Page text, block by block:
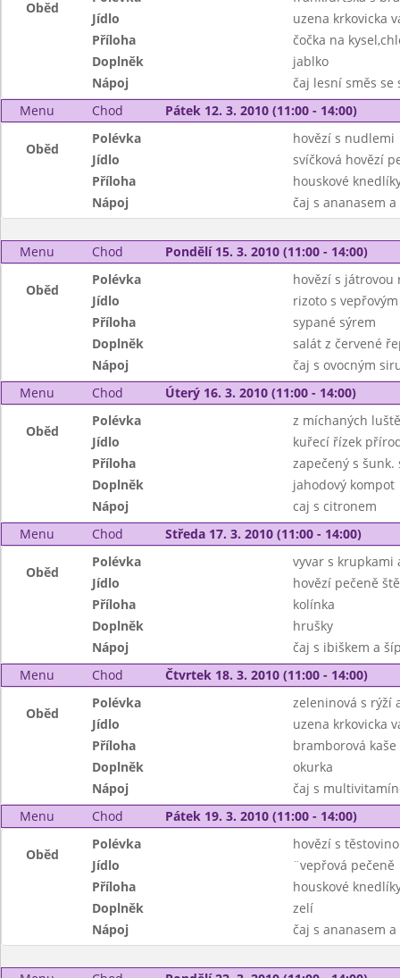
Oběd
Jídlo
uzena krkovicka
Příloha
čočka na
Doplněk
jablko
Nápoj
čaj lesní směs se
Menu
Chod Pátek 12. 3. 2010 (11:00 - 14:00)
Oběd
Polévka
hovězí s nudlemi
Jídlo
svíčková hovězí
Příloha
houskové
Nápoj
čaj s ananasem
Menu Chod Pondělí 15. 3. 2010 (11:00 - 14:00)
Oběd
Polévka
hovězí s játrovou
Jídlo
rizoto s
Příloha
sypané sýrem
Doplněk
salát z červené
Nápoj
čaj s ovocným
Menu
Chod Úterý 16. 3. 2010 (11:00 - 14:00)
Oběd
Polévka
z míchaných
Jídlo
kuřecí řízek
Příloha
zapečený s šunk.
Doplněk
jahodový kompot
Nápoj
caj s citronem
Menu
Chod Středa 17. 3. 2010 (11:00 - 14:00)
Oběd
Polévka
vyvar s krupkami
Jídlo
hovězí pečeně
Příloha
kolínka
Doplněk
hrušky
Nápoj
čaj s ibiškem a
Menu
Chod Čtvrtek 18. 3. 2010 (11:00 - 14:00)
Oběd
Polévka
zeleninová s rýží
Jídlo
uzena krkovicka
Příloha
bramborová kaše
Doplněk
okurka
Nápoj
čaj s
Menu
Chod Pátek 19. 3. 2010 (11:00 - 14:00)
Oběd
Polévka
hovězí s
Jídlo
¨vepřová pečeně
Příloha
houskové
Doplněk
zelí
Nápoj
čaj s ananasem